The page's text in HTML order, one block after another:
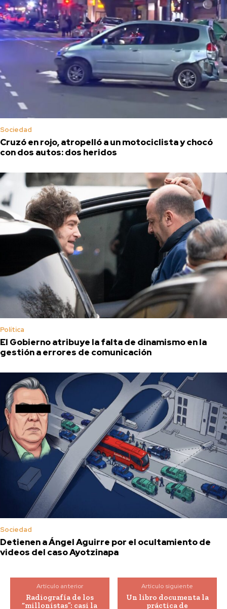
Sociedad
Cruzó en rojo, atropelló a un motociclista y chocó
con dos autos: dos heridos
Política
El Gobierno atribuye la falta de dinamismo en la
gestión a errores de comunicación
Sociedad
Detienen a Ángel Aguirre por el ocultamiento de
videos del caso Ayotzinapa
Artículo anterior
Radiografía de los
“millonistas”: casi la
Artículo siguiente
Un libro documenta la
práctica de